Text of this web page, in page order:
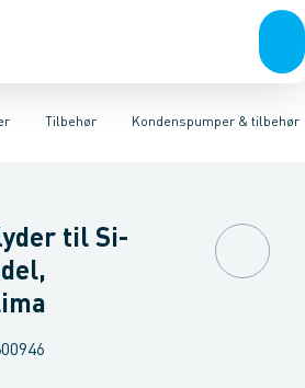
KlimaværktøjBiokedler &
Tilbehør
JordvarmeIsoleringTilbehør
Kondenspumper & tilbehør
FødderVibrationsdæmpere
til Si-